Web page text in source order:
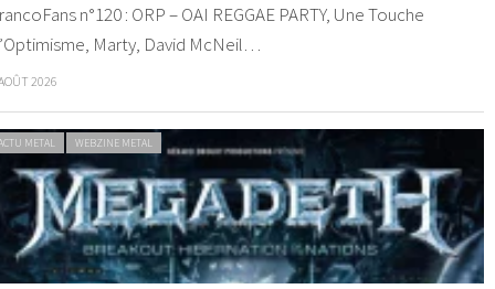
n°120 : ORP – OAI REGGAE PARTY, Une Touche
Marty, David McNeil…
2026
METAL WEBZINE METAL